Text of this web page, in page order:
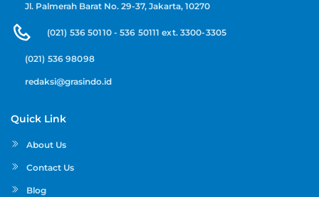
Jl. Palmerah Barat No. 29-37, Jakarta, 10270
(021) 536 50110 - 536 50111 ext. 3300-3305
(021) 536 98098
redaksi@grasindo.id
Quick Link
About Us
Contact Us
Blog